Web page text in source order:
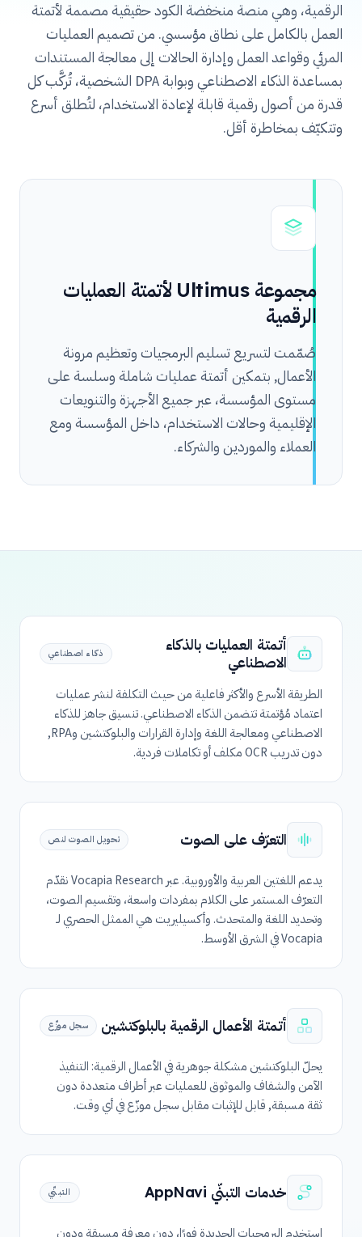
الرقمية، وهي منصة منخفضة الكود حقيقية مصممة لأتمتة
العمل بالكامل على نطاق مؤسسي. من تصميم العمليات
المرئي وقواعد العمل وإدارة الحالات إلى معالجة المستندات
بمساعدة الذكاء الاصطناعي وبوابة DPA الشخصية، تُركَّب كل
قدرة من أصول رقمية قابلة لإعادة الاستخدام، لتُطلق أسرع
وتتكيّف بمخاطرة أقل.
مجموعة Ultimus لأتمتة العمليات
الرقمية
صُمّمت لتسريع تسليم البرمجيات وتعظيم مرونة
الأعمال, بتمكين أتمتة عمليات شاملة وسلسة على
مستوى المؤسسة، عبر جميع الأجهزة والتنويعات
الإقليمية وحالات الاستخدام، داخل المؤسسة ومع
العملاء والموردين والشركاء.
أتمتة العمليات بالذكاء
الاصطناعي
ذكاء اصطناعي
الطريقة الأسرع والأكثر فاعلية من حيث التكلفة لنشر عمليات
اعتماد مُؤتمتة تتضمن الذكاء الاصطناعي. تنسيق جاهز للذكاء
الاصطناعي ومعالجة اللغة وإدارة القرارات والبلوكتشين وRPA,
دون تدريب OCR مكلف أو تكاملات فردية.
التعرّف على الصوت تحويل الصوت لنص
يدعم اللغتين العربية والأوروبية. عبر Vocapia Research نقدّم
التعرّف المستمر على الكلام بمفردات واسعة، وتقسيم الصوت،
وتحديد اللغة والمتحدث. وأكسيليريت هي الممثل الحصري لـ
Vocapia في الشرق الأوسط.
أتمتة الأعمال الرقمية بالبلوكتشين سجل موزّع
يحلّ البلوكتشين مشكلة جوهرية في الأعمال الرقمية: التنفيذ
الآمن والشفاف والموثوق للعمليات عبر أطراف متعددة دون
ثقة مسبقة, قابل للإثبات مقابل سجل موزّع في أي وقت.
خدمات التبنّي AppNavi التبنّي
استخدم البرمجيات الجديدة فورًا، دون معرفة مسبقة ودون